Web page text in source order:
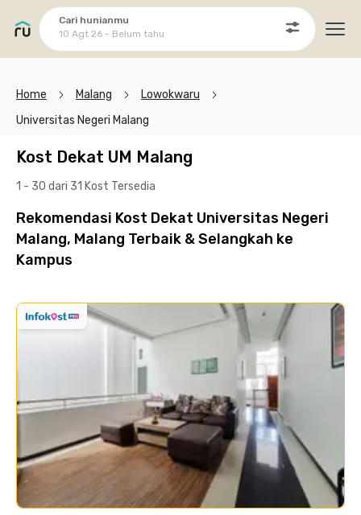
Cari hunianmu
10 Agt 26 - Belum tahu
Home Malang
Lowokwaru
Universitas Negeri Malang
Kost Dekat UM Malang
1 - 30 dari 31 Kost Tersedia
Rekomendasi Kost Dekat Universitas Negeri
Malang, Malang Terbaik & Selangkah ke
Kampus